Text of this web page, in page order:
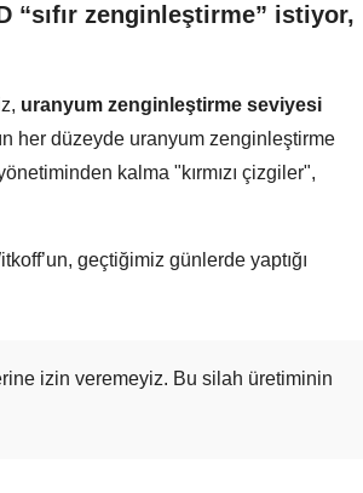
“sıfır zenginleştirme” istiyor,
uranyum zenginleştirme seviyesi
her düzeyde uranyum zenginleştirme
kalma "kırmızı çizgiler",
geçtiğimiz günlerde yaptığı
izin veremeyiz. Bu silah üretiminin